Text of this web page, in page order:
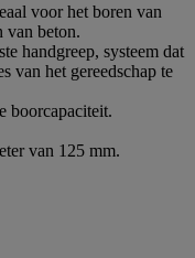
voor het boren van
van beton.
handgreep, systeem dat
van het gereedschap te
boorcapaciteit.
van 125 mm.